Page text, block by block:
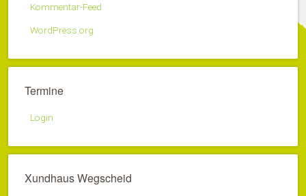
Kommentar-Feed
WordPress.org
Termine
Login
Xundhaus Wegscheid